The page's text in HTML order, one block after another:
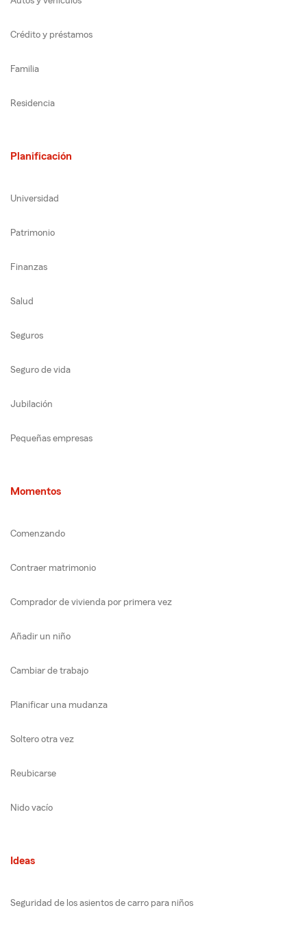
Crédito y préstamos
Familia
Residencia
Planificación
Universidad
Patrimonio
Finanzas
Salud
Seguros
Seguro de vida
Jubilación
Pequeñas empresas
Momentos
Comenzando
Contraer matrimonio
Comprador de vivienda por primera vez
Añadir un niño
Cambiar de trabajo
Planificar una mudanza
Soltero otra vez
Reubicarse
Nido vacío
Ideas
Seguridad de los asientos de carro para niños